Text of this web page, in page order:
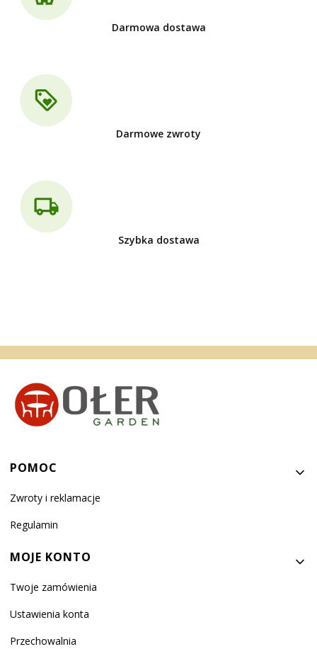
Darmowa dostawa
Darmowe zwroty
Szybka dostawa
Linki w stopce
POMOC
Zwroty i reklamacje
Regulamin
MOJE KONTO
Twoje zamówienia
Ustawienia konta
Przechowalnia